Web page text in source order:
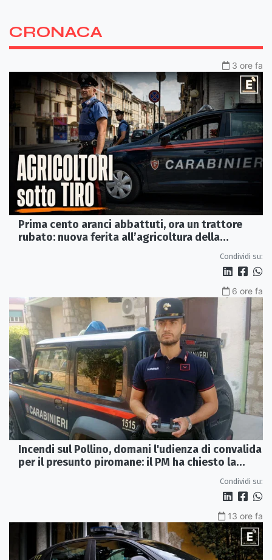
CRONACA
3 ore fa
Prima cento aranci abbattuti, ora un trattore
rubato: nuova ferita all’agricoltura della
Condividi su:
6 ore fa
Incendi sul Pollino, domani l'udienza di convalida
per il presunto piromane: il PM ha chiesto la
Condividi su:
13 ore fa